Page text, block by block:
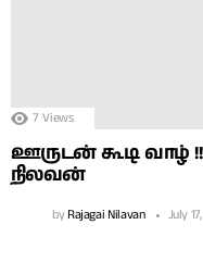
7 Views
ஊருடன் கூடி வாழ்
நிலவன்
byRajagai Nilavan July